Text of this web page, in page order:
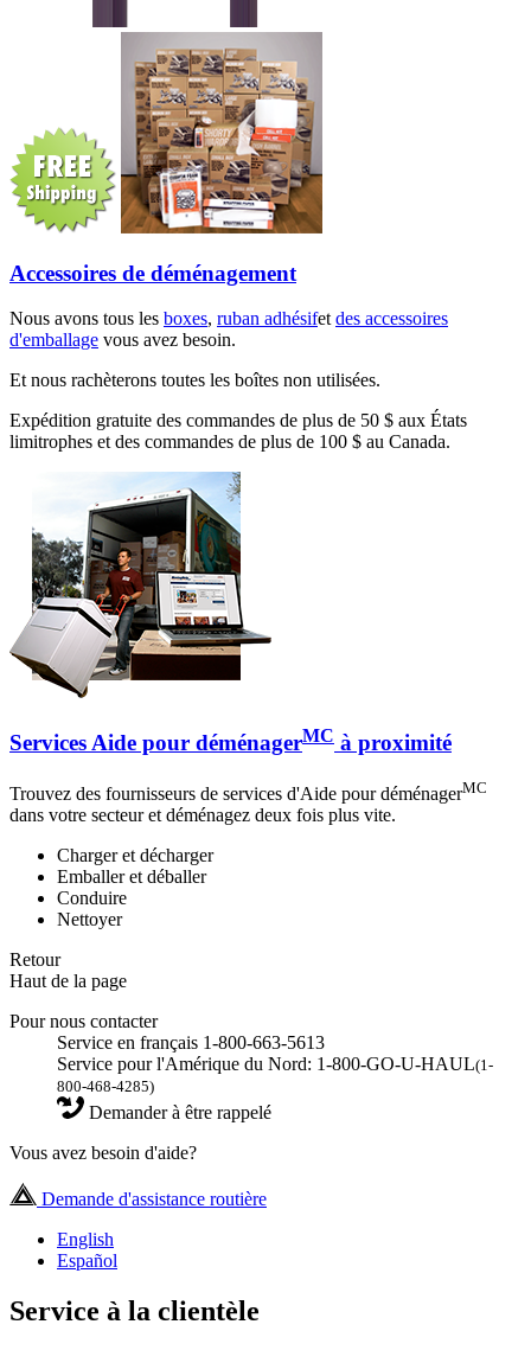
Accessoires de déménagement
Nous avons tous les boxes, ruban adhésifetdes accessoires
d'emballage vous avez besoin.
Et nous rachèterons toutes les boîtes non utilisées.
Expédition gratuite des commandes de plus de 50 $ aux États
limitrophes et des commandes de plus de 100 $ au Canada.
Services Aide pour déménagerMC à proximité
Trouvez des fournisseurs de services d'Aide pour déménagerMC
dans votre secteur et déménagez deux fois plus vite.
Charger et décharger
Emballer et déballer
Conduire
Nettoyer
Retour
Haut de la page
Pour nous contacter
Service en français 1-800-663-5613
Service pour l'Amérique du Nord: 1-800-GO-U-HAUL(1-
800-468-4285)
Demander à être rappelé
Vous avez besoin d'aide?
Demande d'assistance routière
English
Español
Service à la clientèle